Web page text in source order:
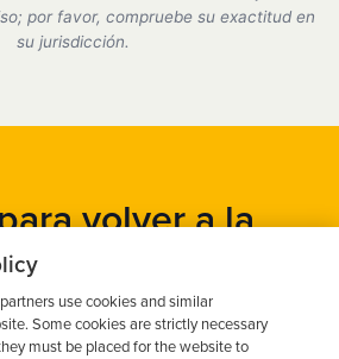
con todos los requisitos del
por favor, compruebe su exactitud en
su jurisdicción.
volver a la
gratuito en cuestión de minutos y
tu instalación hoy mismo.
use cookies and similar
Some cookies are strictly necessary
must be placed for the website to